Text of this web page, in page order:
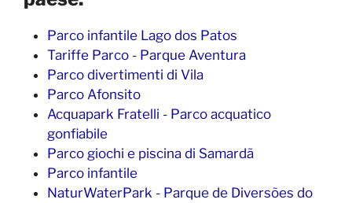
Parco infantile Lago dos Patos
Tariffe Parco - Parque Aventura
Parco divertimenti di Vila
Parco Afonsito
Acquapark Fratelli - Parco acquatico
gonfiabile
Parco giochi e piscina di Samardã
Parco infantile
NaturWaterPark - Parque de Diversões do